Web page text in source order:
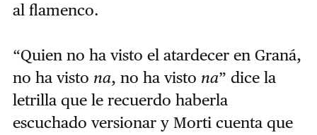
al flamenco.
“Quien no ha visto el atardecer en Graná,
no ha visto na, no ha visto na” dice la
letrilla que le recuerdo haberla
escuchado versionar y Morti cuenta que